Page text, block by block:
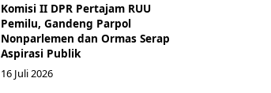
Komisi II DPR Pertajam RUU
Pemilu, Gandeng Parpol
Nonparlemen dan Ormas Serap
Aspirasi Publik
16 Juli 2026